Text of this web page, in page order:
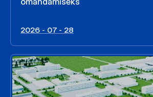
2026 - 07 - 28